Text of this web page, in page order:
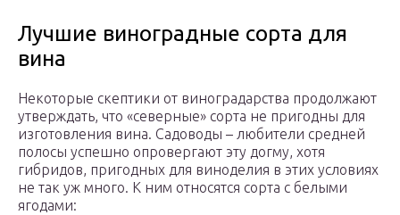
Лучшие виноградные сорта для
вина
Некоторые скептики от виноградарства продолжают
утверждать, что «северные» сорта не пригодны для
изготовления вина. Садоводы – любители средней
полосы успешно опровергают эту догму, хотя
гибридов, пригодных для виноделия в этих условиях
не так уж много. К ним относятся сорта с белыми
ягодами: